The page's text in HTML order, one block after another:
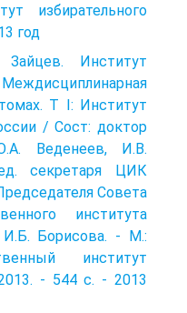
избирательного
год
Институт
Т I: Институт
/ Сост: доктор
Веденеев, И.В.
секретаря ЦИК
Совета
института
И.Б. Борисова. - М.:
институт
- 544 с. - 2013